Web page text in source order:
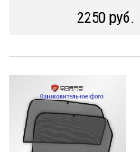
2250 руб.